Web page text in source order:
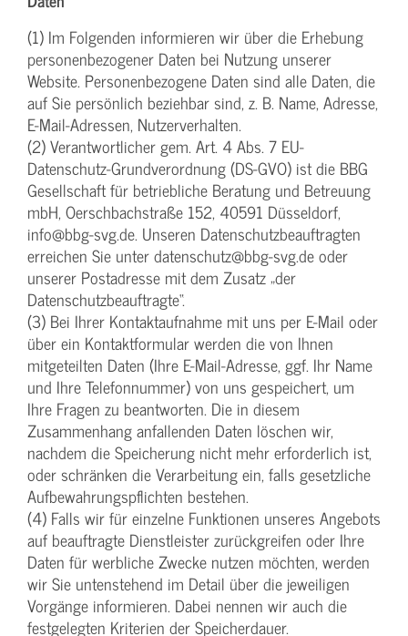
(1) Im Folgenden informieren wir über die Erhebung
personenbezogener Daten bei Nutzung unserer
Website. Personenbezogene Daten sind alle Daten, die
auf Sie persönlich beziehbar sind, z. B. Name, Adresse,
E-Mail-Adressen, Nutzerverhalten.
(2) Verantwortlicher gem. Art. 4 Abs. 7 EU-
Datenschutz-Grundverordnung (DS-GVO) ist die BBG
Gesellschaft für betriebliche Beratung und Betreuung
mbH, Oerschbachstraße 152, 40591 Düsseldorf,
info@bbg-svg.de. Unseren Datenschutzbeauftragten
erreichen Sie unter datenschutz@bbg-svg.de oder
unserer Postadresse mit dem Zusatz „der
Datenschutzbeauftragte“.
(3) Bei Ihrer Kontaktaufnahme mit uns per E-Mail oder
über ein Kontaktformular werden die von Ihnen
mitgeteilten Daten (Ihre E-Mail-Adresse, ggf. Ihr Name
und Ihre Telefonnummer) von uns gespeichert, um
Ihre Fragen zu beantworten. Die in diesem
Zusammenhang anfallenden Daten löschen wir,
nachdem die Speicherung nicht mehr erforderlich ist,
oder schränken die Verarbeitung ein, falls gesetzliche
Aufbewahrungspflichten bestehen.
(4) Falls wir für einzelne Funktionen unseres Angebots
auf beauftragte Dienstleister zurückgreifen oder Ihre
Daten für werbliche Zwecke nutzen möchten, werden
wir Sie untenstehend im Detail über die jeweiligen
Vorgänge informieren. Dabei nennen wir auch die
festgelegten Kriterien der Speicherdauer.